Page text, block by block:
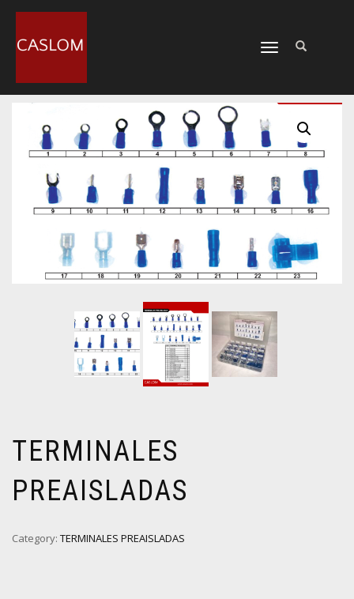
CAMBIAR
TERMINALES
PREAISLADAS
Category: TERMINALES PREAISLADAS